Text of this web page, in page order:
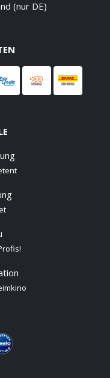
(nur DE)